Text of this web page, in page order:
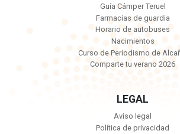
Guía Cámper Teruel
Farmacias de guardia
Horario de autobuses
Nacimientos
Curso de Periodismo de
Comparte tu verano 2026
LEGAL
Aviso legal
Política de privacidad